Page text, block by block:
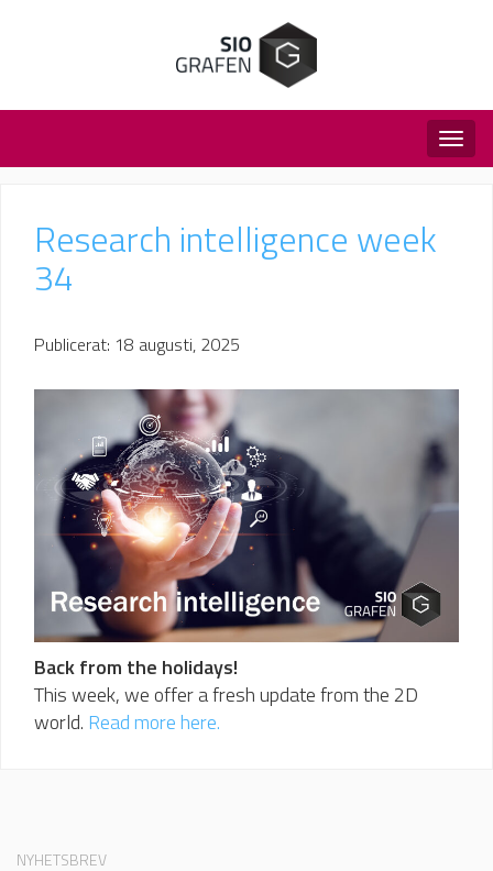
Research intelligence week
34
Publicerat: 18 augusti, 2025
Back from the holidays!
This week, we offer a fresh update from the 2D
world. Read more here.
NYHETSBREV